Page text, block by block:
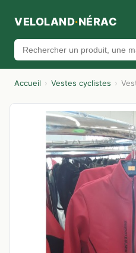
VELOLAND·NÉRAC
Accueil › Vestes cyclistes ›